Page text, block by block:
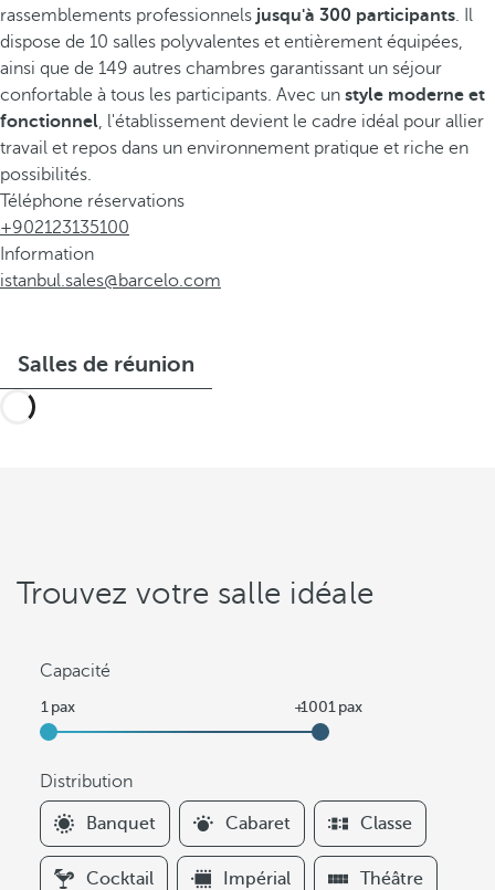
rassemblements professionnels jusqu'à 300 participants. Il
dispose de 10 salles polyvalentes et entièrement équipées,
ainsi que de 149 autres chambres garantissant un séjour
confortable à tous les participants. Avec un style moderne et
fonctionnel, l'établissement devient le cadre idéal pour allier
travail et repos dans un environnement pratique et riche en
possibilités.
Téléphone réservations
+902123135100
Information
istanbul.sales@barcelo.com
Salles de réunion
Trouvez votre salle idéale
Capacité
Distribution
F
i
l
Banquet Cabaret Classe
Cocktail Impérial Théâtre